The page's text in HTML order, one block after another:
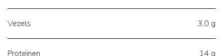
Vezels 3,0 g
Proteïnen 14 g